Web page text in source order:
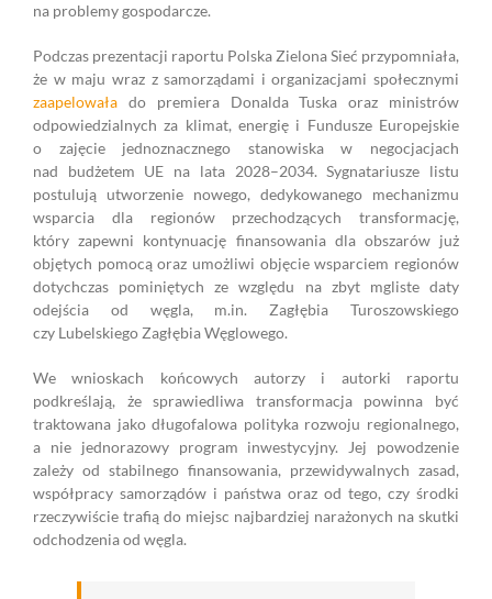
na problemy gospodarcze.
Podczas prezentacji raportu Polska Zielona Sieć przypomniała,
że w maju wraz z samorządami i organizacjami społecznymi
zaapelowała do premiera Donalda Tuska oraz ministrów
odpowiedzialnych za klimat, energię i Fundusze Europejskie
o zajęcie jednoznacznego stanowiska w negocjacjach
nad budżetem UE na lata 2028–2034. Sygnatariusze listu
postulują utworzenie nowego, dedykowanego mechanizmu
wsparcia dla regionów przechodzących transformację,
który zapewni kontynuację finansowania dla obszarów już
objętych pomocą oraz umożliwi objęcie wsparciem regionów
dotychczas pominiętych ze względu na zbyt mgliste daty
odejścia od węgla, m.in. Zagłębia Turoszowskiego
czy Lubelskiego Zagłębia Węglowego.
We wnioskach końcowych autorzy i autorki raportu
podkreślają, że sprawiedliwa transformacja powinna być
traktowana jako długofalowa polityka rozwoju regionalnego,
a nie jednorazowy program inwestycyjny. Jej powodzenie
zależy od stabilnego finansowania, przewidywalnych zasad,
współpracy samorządów i państwa oraz od tego, czy środki
rzeczywiście trafią do miejsc najbardziej narażonych na skutki
odchodzenia od węgla.